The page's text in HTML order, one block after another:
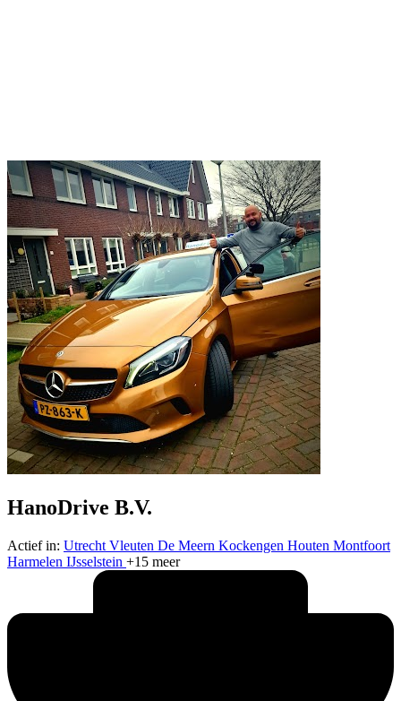
HanoDrive B.V.
Actief in: Utrecht Vleuten De Meern Kockengen Houten Montfoort
Harmelen IJsselstein +15 meer